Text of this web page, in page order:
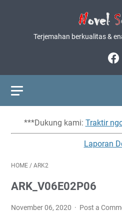
Terjemahan berkualitas &
***Dukung kami: Traktir
Laporan
HOME / ARK2
ARK_V06E02P06
November 06, 2020 Post a